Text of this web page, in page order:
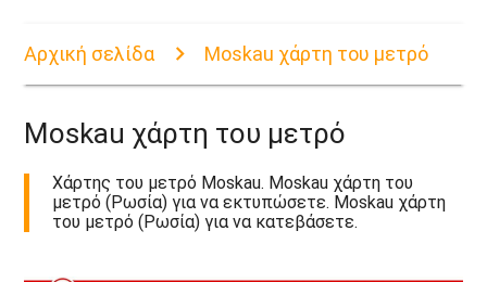
Αρχική σελίδα Moskau χάρτη του μετρό
Moskau χάρτη του μετρό
Χάρτης του μετρό Moskau. Moskau χάρτη του
μετρό (Ρωσία) για να εκτυπώσετε. Moskau χάρτη
του μετρό (Ρωσία) για να κατεβάσετε.